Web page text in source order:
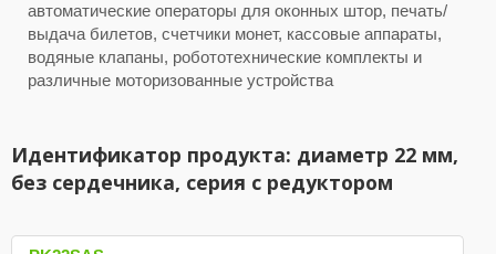
автоматические операторы для оконных штор, печать/
выдача билетов, счетчики монет, кассовые аппараты,
водяные клапаны, робототехнические комплекты и
различные моторизованные устройства
Идентификатор продукта: диаметр 22 мм,
без сердечника, серия с редуктором